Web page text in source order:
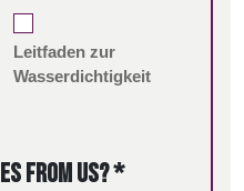
Leitfaden zur
Wasserdichtigkeit
from us? *